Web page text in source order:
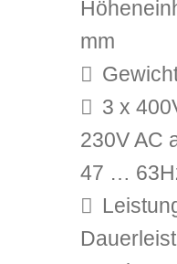
mm
3 x
230V AC
47 …